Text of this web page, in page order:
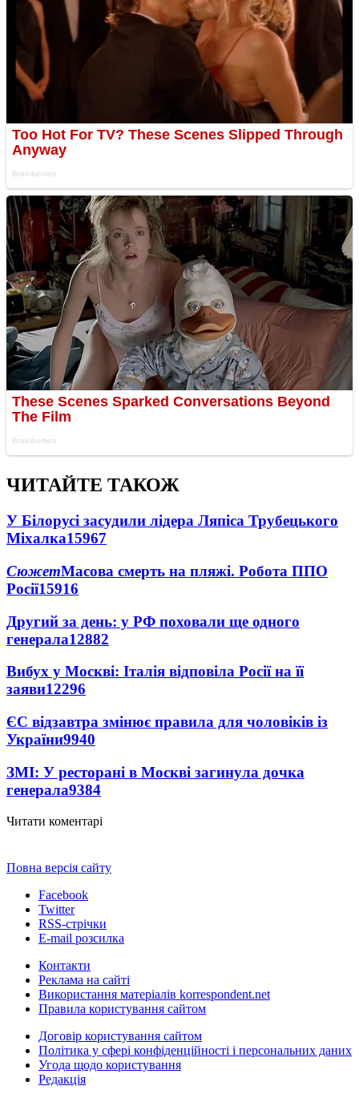
ЧИТАЙТЕ ТАКОЖ
У Білорусі засудили лідера Ляпіса Трубецького
Міхалка15967
СюжетМасова смерть на пляжі. Робота ППО
Росії15916
Другий за день: у РФ поховали ще одного
генерала12882
Вибух у Москві: Італія відповіла Росії на її
заяви12296
ЄС відзавтра змінює правила для чоловіків із
України9940
ЗМІ: У ресторані в Москві загинула дочка
генерала9384
Читати коментарі
Повна версія сайту
Facebook
Twitter
RSS-стрічки
E-mail розсилка
Контакти
Реклама на сайті
Використання матеріалів korrespondent.net
Правила користування сайтом
Договір користування сайтом
Політика у сфері конфіденційності і персональних даних
Угода щодо користування
Редакція